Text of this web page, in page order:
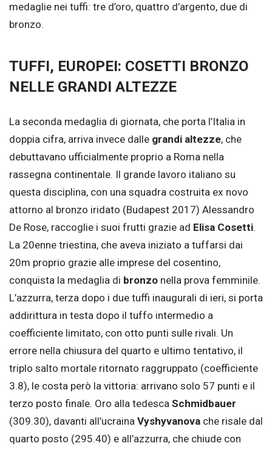
medaglie nei tuffi: tre d’oro, quattro d’argento, due di
bronzo.
TUFFI, EUROPEI: COSETTI BRONZO
NELLE GRANDI ALTEZZE
La seconda medaglia di giornata, che porta l’Italia in
doppia cifra, arriva invece dalle grandi altezze, che
debuttavano ufficialmente proprio a Roma nella
rassegna continentale. Il grande lavoro italiano su
questa disciplina, con una squadra costruita ex novo
attorno al bronzo iridato (Budapest 2017) Alessandro
De Rose, raccoglie i suoi frutti grazie ad Elisa Cosetti.
La 20enne triestina, che aveva iniziato a tuffarsi dai
20m proprio grazie alle imprese del cosentino,
conquista la medaglia di bronzo nella prova femminile.
L’azzurra, terza dopo i due tuffi inaugurali di ieri, si porta
addirittura in testa dopo il tuffo intermedio a
coefficiente limitato, con otto punti sulle rivali. Un
errore nella chiusura del quarto e ultimo tentativo, il
triplo salto mortale ritornato raggruppato (coefficiente
3.8), le costa però la vittoria: arrivano solo 57 punti e il
terzo posto finale. Oro alla tedesca Schmidbauer
(309.30), davanti all’ucraina Vyshyvanova che risale dal
quarto posto (295.40) e all’azzurra, che chiude con